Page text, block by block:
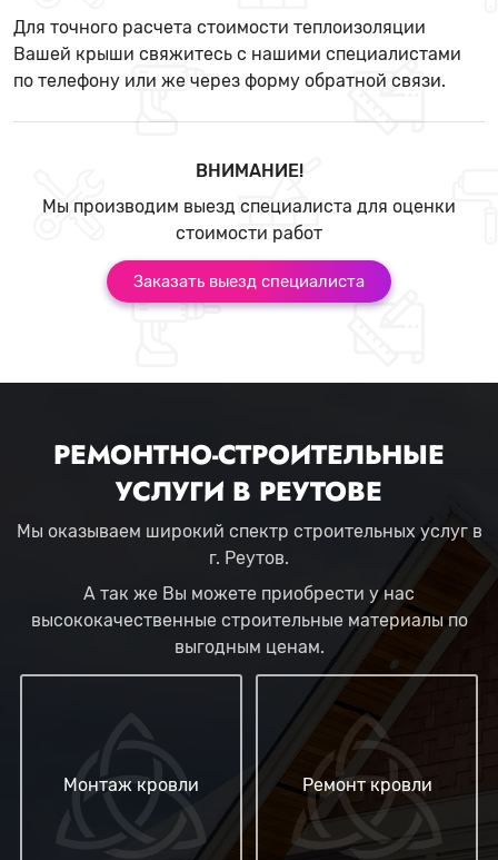
Для точного расчета стоимости теплоизоляции
Вашей крыши свяжитесь с нашими специалистами
по телефону или же через форму обратной связи.
ВНИМАНИЕ!
Мы производим выезд специалиста для оценки
стоимости работ
Заказать выезд специалиста
РЕМОНТНО-СТРОИТЕЛЬНЫЕ
УСЛУГИ В РЕУТОВЕ
Мы оказываем широкий спектр строительных услуг в
г. Реутов.
А так же Вы можете приобрести у нас
высококачественные строительные материалы по
выгодным ценам.
Монтаж кровли Ремонт кровли